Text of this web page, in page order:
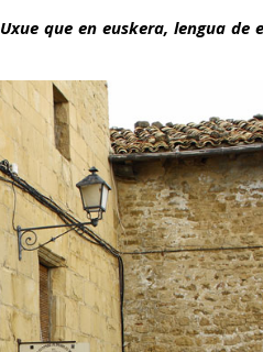
Uxue que en euskera, lengua de